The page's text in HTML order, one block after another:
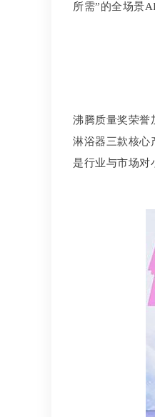
所需”的全场景
沸腾质量奖荣誉
淋浴器三款核心
是行业与市场对